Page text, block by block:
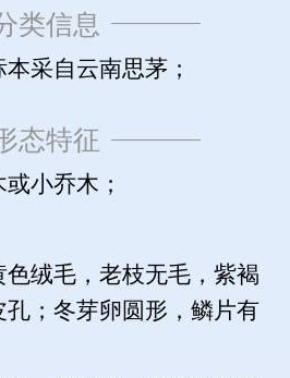
类信息
采自云南思茅；
态特征
小乔木；
色绒毛，老枝无毛，紫褐
；冬芽卵圆形，鳞片有